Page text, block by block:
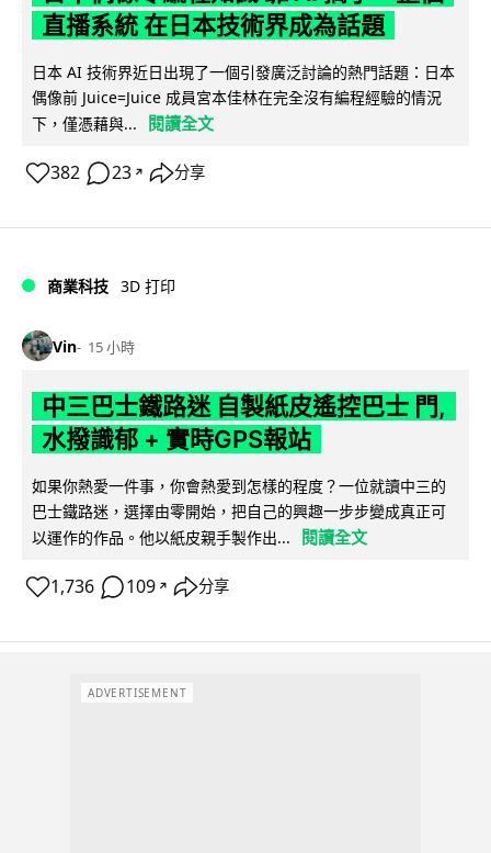
直播系統 在日本技術界成為話題
日本 AI 技術界近日出現了一個引發廣泛討論的熱門話題：日本
偶像前 Juice=Juice 成員宮本佳林在完全沒有編程經驗的情況
下，僅憑藉與...
閱讀全文
382 23 ↗ 分享
商業科技 3D 打印
Vin 15 小時
中三巴士鐵路迷 自製紙皮遙控巴士 門,
水撥識郁 + 實時GPS報站
如果你熱愛一件事，你會熱愛到怎樣的程度？一位就讀中三的
巴士鐵路迷，選擇由零開始，把自己的興趣一步步變成真正可
以運作的作品。他以紙皮親手製作出...
閱讀全文
1,736 109 ↗ 分享
ADVERTISEMENT